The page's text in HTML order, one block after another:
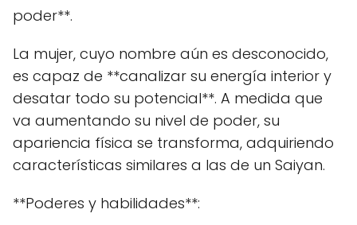
poder**.
La mujer, cuyo nombre aún es desconocido,
es capaz de **canalizar su energía interior y
desatar todo su potencial**. A medida que
va aumentando su nivel de poder, su
apariencia física se transforma, adquiriendo
características similares a las de un Saiyan.
**Poderes y habilidades**: